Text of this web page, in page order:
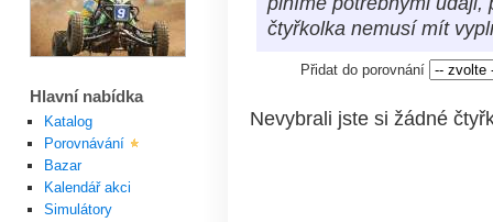
čtyřkolka nemusí mít
Přidat do porovnání
Nevybrali jste si žádné
Hlavní nabídka
Katalog
Porovnávání
Bazar
Kalendář akci
Simulátory